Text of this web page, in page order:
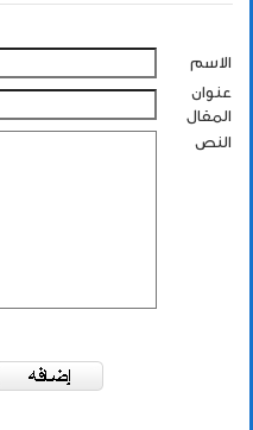
الاسم
عنوان
المقال
النص